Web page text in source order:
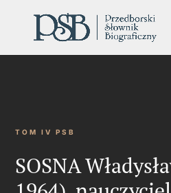
TOM IV PSB
SOSNA